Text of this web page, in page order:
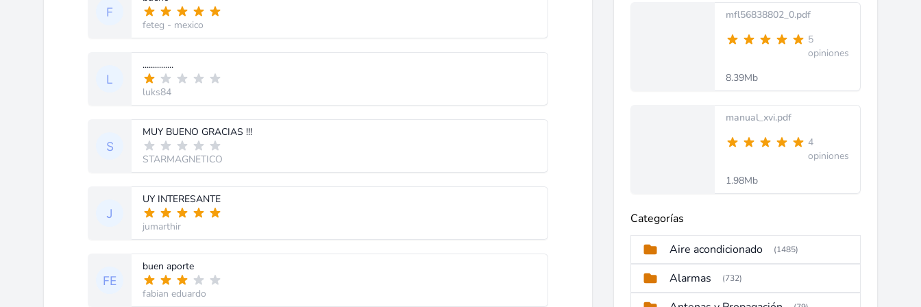
feteg - mexico
...............
luks84
MUY BUENO GRACIAS !!!
STARMAGNETICO
UY INTERESANTE
jumarthir
buen aporte
fabian eduardo
mfl56838802_0.pdf
5
opiniones
8.39Mb
manual_xvi.pdf
4
opiniones
1.98Mb
Categorías
Aire acondicionado (1485)
Alarmas (732)